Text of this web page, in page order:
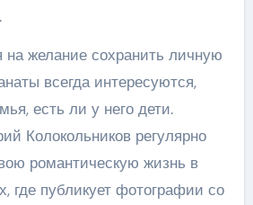
на желание сохранить личную
всегда интересуются,
есть ли у него дети.
Колокольников регулярно
романтическую жизнь в
где публикует фотографии со